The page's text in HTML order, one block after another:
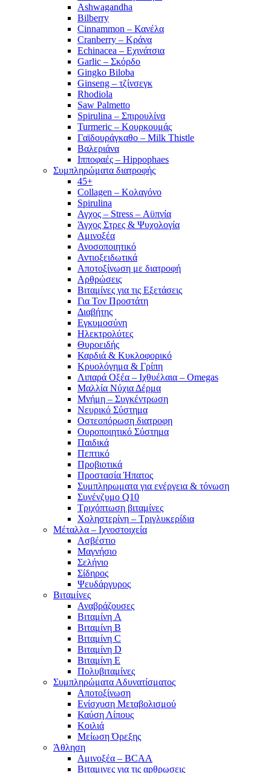
Ashwagandha
Bilberry
Cinnammon – Κανέλα
Cranberry – Κράνα
Echinacea – Εχινάτσια
Garlic – Σκόρδο
Gingko Biloba
Ginseng – τζίνσεγκ
Rhodiola
Saw Palmetto
Spirulina – Σπιρουλίνα
Turmeric – Κουρκουμάς
Γαϊδουράγκαθο – Milk Thistle
Βαλεριάνα
Ιπποφαές – Hippophaes
Συμπληρώματα διατροφής
45+
Collagen – Κολαγόνο
Spirulina
Αγχος – Stress – Αϋπνία
Άγχος Στρες & Ψυχολογία
Αμινοξέα
Ανοσοποιητικό
Αντιοξειδωτικά
Αποτοξίνωση με διατροφή
Αρθρώσεις
Βιταμίνες για τις Εξετάσεις
Για Τον Προστάτη
Διαβήτης
Εγκυμοσύνη
Ηλεκτρολύτες
Θυροειδής
Καρδιά & Κυκλοφορικό
Κρυολόγημα & Γρίπη
Λιπαρά Οξέα – Ιχθυέλαια – Omegas
Μαλλία Νύχια Δέρμα
Μνήμη – Συγκέντρωση
Νευρικό Σύστημα
Οστεοπόρωση διατροφη
Ουροποιητικό Σύστημα
Παιδικά
Πεπτικό
Προβιοτικά
Προστασία Ήπατος
Συμπληρωματα για ενέργεια & τόνωση
Συνένζυμο Q10
Τριχόπτωση βιταμίνες
Χοληστερίνη – Τριγλυκερίδια
Μέταλλα – Ιχνοστοιχεία
Ασβέστιο
Μαγνήσιο
Σελήνιο
Σίδηρος
Ψευδάργυρος
Βιταμίνες
Αναβράζουσες
Βιταμίνη A
Βιταμίνη B
Βιταμίνη C
Βιταμίνη D
Βιταμίνη E
Πολυβιταμίνες
Συμπληρώματα Αδυνατίσματος
Αποτοξίνωση
Ενίσχυση Μεταβολισμού
Καύση Λίπους
Κοιλιά
Μείωση Όρεξης
Άθληση
Αμινοξέα – BCAA
Βιταμινες για τις αρθρωσεις